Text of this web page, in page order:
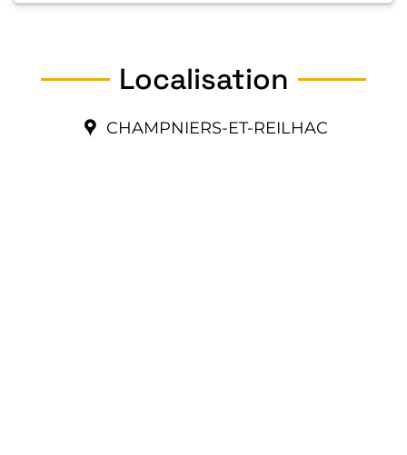
Localisation
CHAMPNIERS-ET-REILHAC